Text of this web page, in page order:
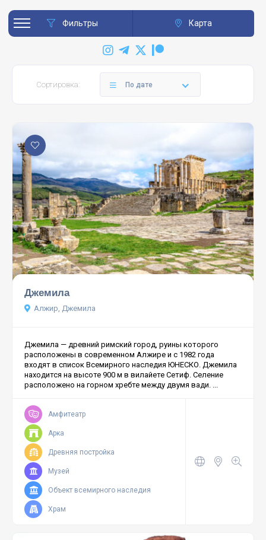
Фильтры Карта
Сортировка: По дате
Джемила
Алжир, Джемила
Джемила — древний римский город, руины которого
расположены в современном Алжире и с 1982 года
входят в список Всемирного наследия ЮНЕСКО. Джемила
находится на высоте 900 м в вилайете Сетиф. Селение
расположено на горном хребте между двумя вади. ...
Амфитеатр
Арка
Древняя постройка
Музей
Объект всемирного наследия
Храм